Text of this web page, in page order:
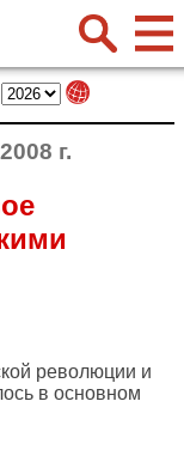
г.
революции и
в основном